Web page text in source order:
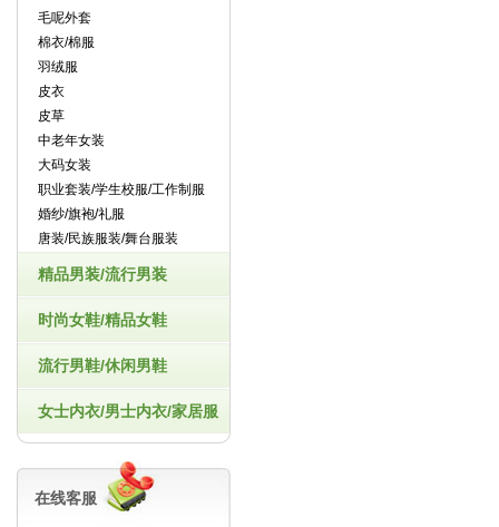
毛呢外套
棉衣/棉服
羽绒服
皮衣
皮草
中老年女装
大码女装
职业套装/学生校服/工作制服
婚纱/旗袍/礼服
唐装/民族服装/舞台服装
精品男装/流行男装
时尚女鞋/精品女鞋
流行男鞋/休闲男鞋
女士内衣/男士内衣/家居服
在线客服